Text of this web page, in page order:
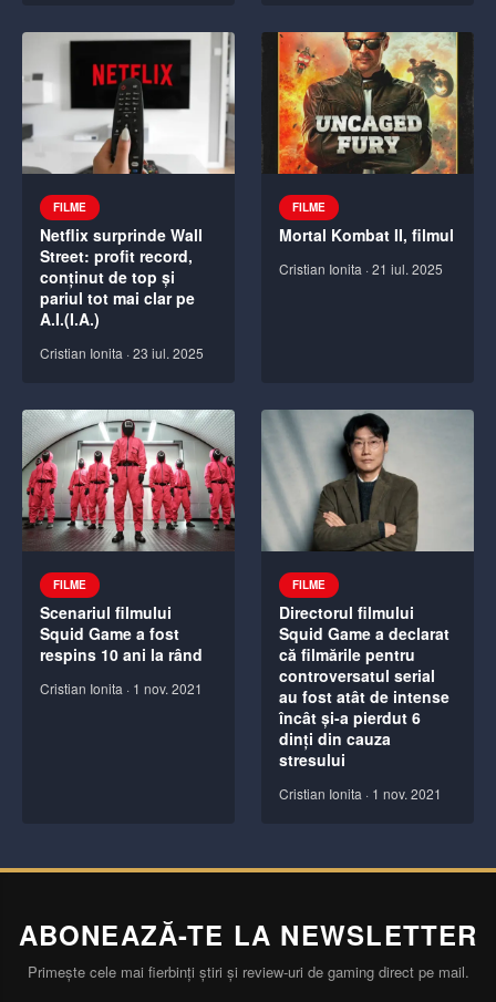
FILME
Netflix surprinde Wall
Street: profit record,
conținut de top și
pariul tot mai clar pe
A.I.(I.A.)
Cristian Ionita ·23 iul. 2025
FILME
Mortal Kombat II, filmul
Cristian Ionita ·21 iul. 2025
FILME
Scenariul filmului
Squid Game a fost
respins 10 ani la rând
Cristian Ionita · 1 nov. 2021
FILME
Directorul filmului
Squid Game a declarat
că filmările pentru
controversatul serial
au fost atât de intense
încât și-a pierdut 6
dinți din cauza
stresului
Cristian Ionita · 1 nov. 2021
ABONEAZĂ-TE LA NEWSLETTER
Primește cele mai fierbinți știri și review-uri de gaming direct pe mail.